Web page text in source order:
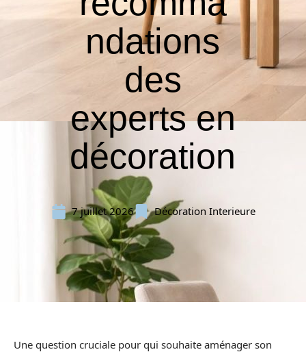
ndations
des
experts en
décoration
7 juillet 2026 Décoration Interieure
Une question cruciale pour qui souhaite aménager son